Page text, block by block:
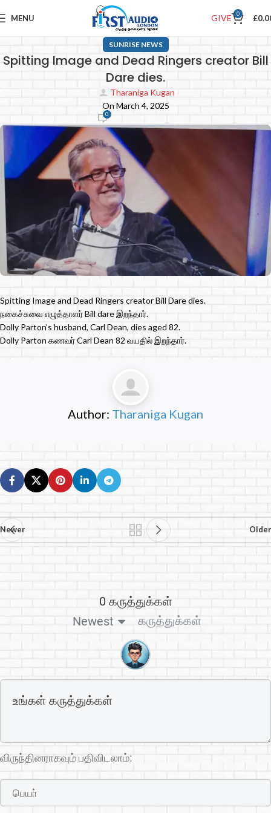
MENU GIVE 0 £
SUNRISE NEWS
Spitting Image and Dead Ringers creator Bill
Dare dies.
Tharaniga Kugan
On March 4, 2025
0
Spitting Image and Dead Ringers creator Bill Dare dies.
நகைச்சுவை எழுத்தாளர் Bill dare இறந்தார்.
Dolly Parton’s husband, Carl Dean, dies aged 82.
Dolly Parton கணவர் Carl Dean 82 வயதில் இறந்தார்.
Author: Tharaniga Kugan
Newer Older
0 கருத்துக்கள்
Newest
கருத்துக்கள்
விருந்தினராகவும் பதிவிடலாம்: